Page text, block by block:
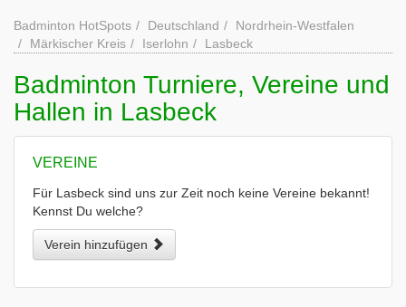
Badminton HotSpots Deutschland
Nordrhein-Westfalen
Märkischer Kreis
Iserlohn Lasbeck
Badminton Turniere, Vereine und
Hallen in Lasbeck
VEREINE
Für Lasbeck sind uns zur Zeit noch keine Vereine bekannt!
Kennst Du welche?
Verein hinzufügen